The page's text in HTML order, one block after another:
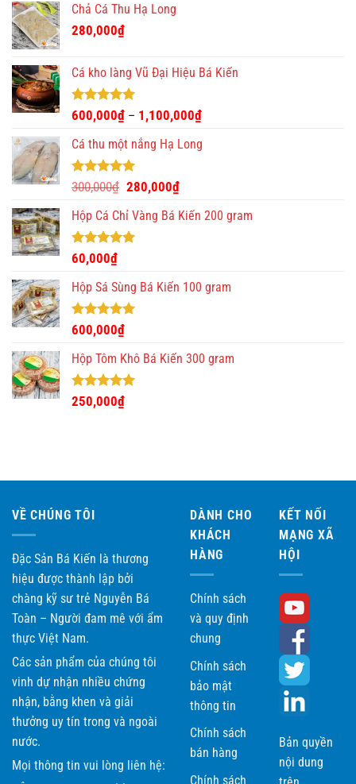
Chả Cá Thu Hạ Long
280,000₫
Cá kho làng Vũ Đại Hiệu Bá Kiến
Được xếp
hạng
4.93
5 sao
600,000₫ – 1,100,000₫
Cá thu một nắng Hạ Long
Được xếp
hạng
5.00
5 sao
300,000₫ Giá
là:
300,000₫.
280,000₫Giá
tại
Hộp Cá Chỉ Vàng Bá Kiến 200 gram
Được xếp
hạng
5.00
5 sao
60,000₫
Hộp Sá Sùng Bá Kiến 100 gram
Được xếp
hạng
5.00
5 sao
600,000₫
Hộp Tôm Khô Bá Kiến 300 gram
Được xếp
hạng
5.00
250,000₫
VỀ CHÚNG TÔI
Đặc Sản Bá Kiến là thương
hiệu được thành lập bởi
chàng kỹ sư trẻ Nguyễn Bá
Toàn – Người đam mê với ẩm
thực Việt Nam.
Các sản phẩm của chúng tôi
vinh dự nhận nhiều chứng
nhận, bằng khen và giải
thưởng uy tín trong và ngoài
nước.
Mọi thông tin vui lòng liên hệ:
DÀNH CHO
KHÁCH
HÀNG
Chính sách
và quy định
chung
Chính sách
bảo mật
thông tin
Chính sách
bán hàng
Chính sách
KẾT NỐI
MẠNG XÃ
HỘI
Bản quyền
nội dung